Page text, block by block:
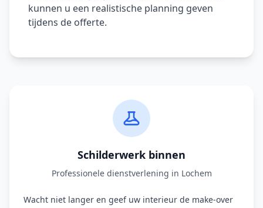
kunnen u een realistische planning geven
tijdens de offerte.
Schilderwerk binnen
Professionele dienstverlening in Lochem
Wacht niet langer en geef uw interieur de make-over